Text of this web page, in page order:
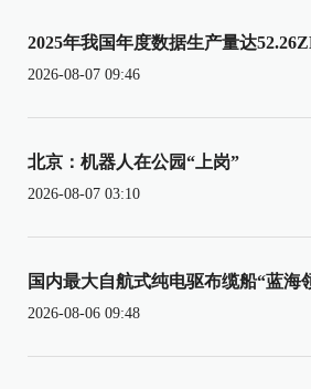
2025年我国年度数据生产量达
2026-08-07 09:46
北京：机器人在公园“上岗”
2026-08-07 03:10
国内最大自航式纯电驱布缆船“蓝海
2026-08-06 09:48